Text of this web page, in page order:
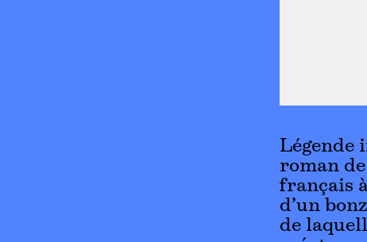
Légende
roman
français
d’un
de